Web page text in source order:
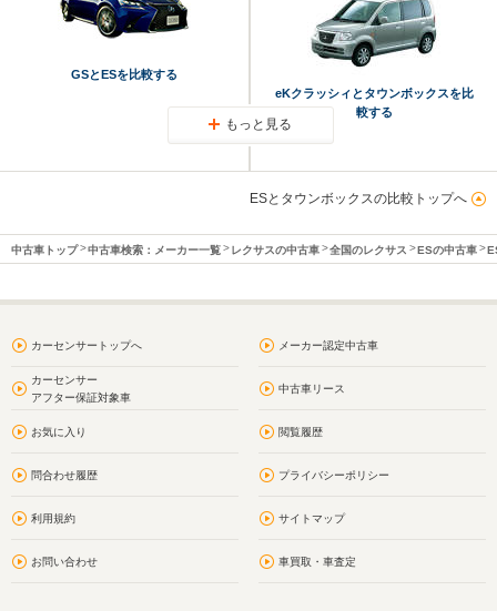
GSとESを比較する
eKクラッシィとタウンボックスを比
較する
もっと見る
ESとタウンボックスの比較トップへ
中古車トップ 中古車検索：メーカー一覧 レクサスの中古車 全国のレクサス ESの中古車
カーセンサートップへ メーカー認定中古車
カーセンサー
アフター保証対象車
中古車リース
お気に入り 閲覧履歴
問合わせ履歴 プライバシーポリシー
利用規約 サイトマップ
お問い合わせ 車買取・車査定